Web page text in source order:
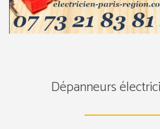
Dépanneurs